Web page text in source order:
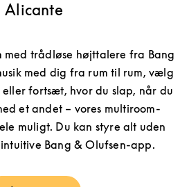
Alicante
med trådløse højttalere fra Bang
med dig fra rum til rum, vælg
fortsæt, hvor du slap, når du
et andet – vores multiroom-
muligt. Du kan styre alt uden
Bang & Olufsen-app.